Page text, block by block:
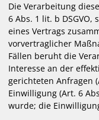
Die Verarbeitung
6 Abs. 1 lit. b
eines Vertrags
vorvertraglicher
Fällen beruht die
Interesse an der
gerichteten Anfragen
Einwilligung (Art. 6
wurde; die